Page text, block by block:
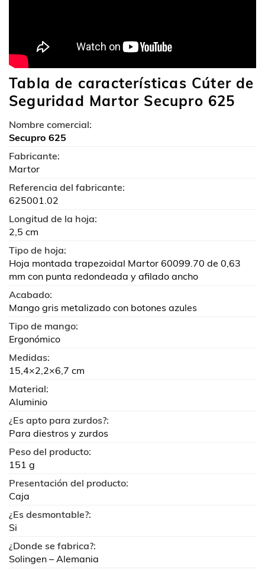
Tabla de características Cúter de
Seguridad Martor Secupro 625
Nombre comercial:
Secupro 625
Fabricante:
Martor
Referencia del fabricante:
625001.02
Longitud de la hoja:
2,5 cm
Tipo de hoja:
Hoja montada trapezoidal Martor 60099.70 de 0,63
mm con punta redondeada y afilado ancho
Acabado:
Mango gris metalizado con botones azules
Tipo de mango:
Ergonómico
Medidas:
15,4×2,2×6,7 cm
Material:
Aluminio
¿Es apto para zurdos?:
Para diestros y zurdos
Peso del producto:
151 g
Presentación del producto:
Caja
¿Es desmontable?:
Si
¿Donde se fabrica?:
Solingen – Alemania